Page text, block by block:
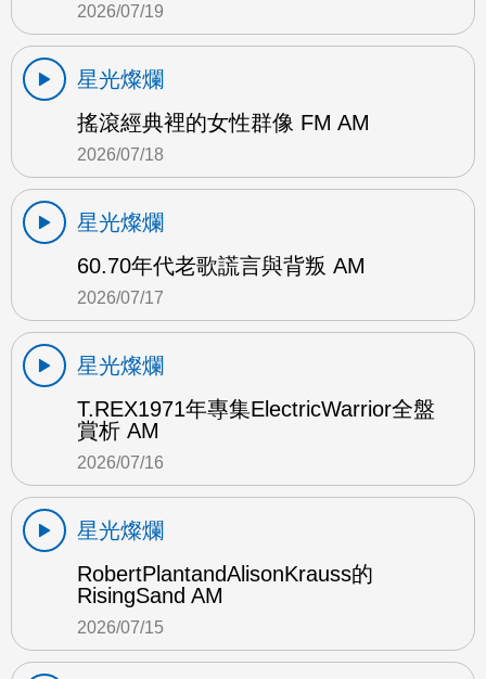
2026/07/19
星光燦爛
搖滾經典裡的女性群像 FM AM
2026/07/18
星光燦爛
60.70年代老歌謊言與背叛 AM
2026/07/17
星光燦爛
T.REX1971年專集ElectricWarrior全盤
賞析 AM
2026/07/16
星光燦爛
RobertPlantandAlisonKrauss的
RisingSand AM
2026/07/15